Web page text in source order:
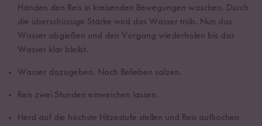
Händen den Reis in kreisenden Bewegungen waschen. Durch
die überschüssige Stärke wird das Wasser trüb. Nun das
Wasser abgießen und den Vorgang wiederholen bis das
Wasser klar bleibt.
Wasser dazugeben. Nach Belieben salzen.
Reis zwei Stunden einweichen lassen.
Herd auf die höchste Hitzestufe stellen und Reis aufkochen